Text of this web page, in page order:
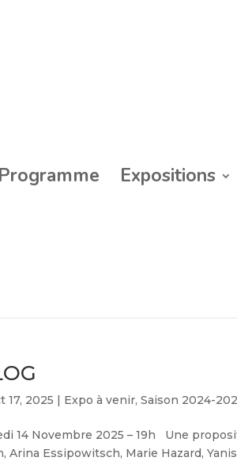
Programme Expositions
17, 2025 | Expo à venir,Saison 2024-
14 Novembre 2025 – 19h Une
Arina Essipowitsch, Marie Hazard,